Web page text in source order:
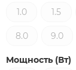
1.0
1.5
8.0 9.0
Мощность (Вт)